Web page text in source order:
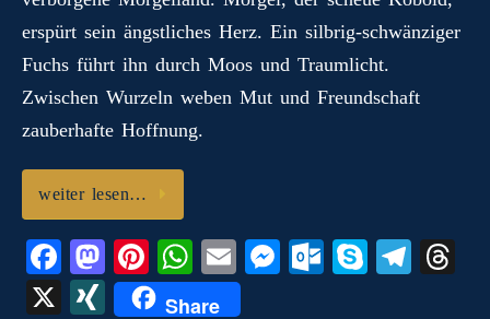
o
m
erspürt sein ängstliches Herz. Ein silbrig-schwänziger
Fuchs führt ihn durch Moos und Traumlicht.
Zwischen Wurzeln weben Mut und Freundschaft
zauberhafte Hoffnung.
weiter lesen…
Fa
ce
M
as
Pi
nt
W
ha
E
m
M O
S
Te
X
X
Share